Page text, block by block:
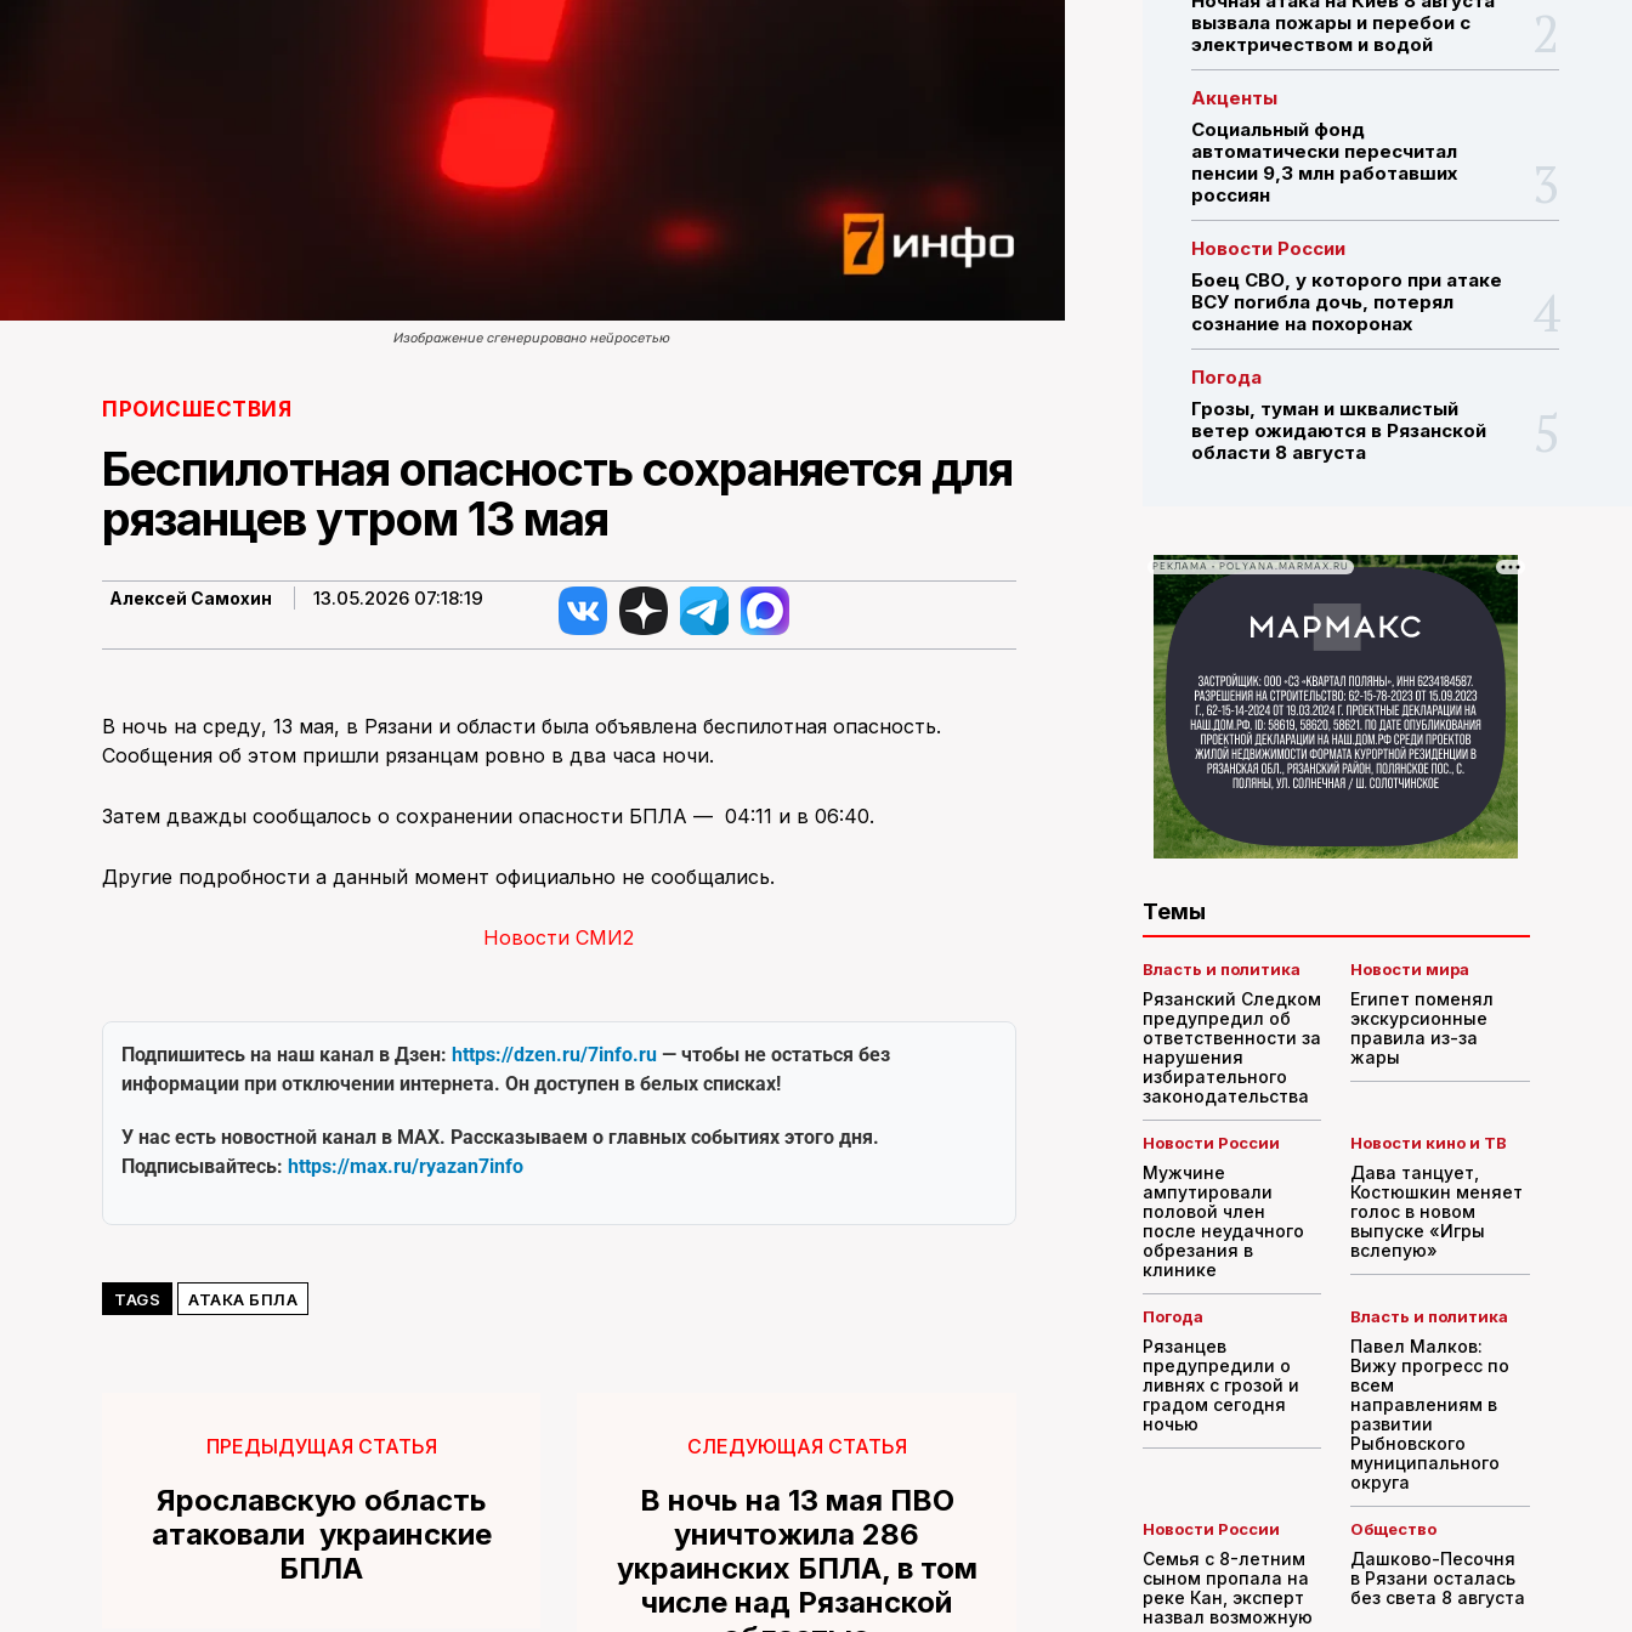
ПОИСК ПО САЙТУ
Изображение сгенерировано нейросетью
ПРОИСШЕСТВИЯ
Беспилотная опасность сохраняется для
рязанцев утром 13 мая
Алексей Самохин 13.05.2026 07:18:19
В ночь на среду, 13 мая, в Рязани и области была объявлена беспилотная опасность.
Сообщения об этом пришли рязанцам ровно в два часа ночи.
Затем дважды сообщалось о сохранении опасности БПЛА — 04:11 и в 06:40.
Другие подробности а данный момент официально не сообщались.
Новости СМИ2
Подпишитесь на наш канал в Дзен: https://dzen.ru/7info.ru — чтобы не остаться без
информации при отключении интернета. Он доступен в белых списках!
У нас есть новостной канал в MAX. Рассказываем о главных событиях этого дня.
Подписывайтесь: https://max.ru/ryazan7info
TAGS АТАКА БПЛА
ПРЕДЫДУЩАЯ СТАТЬЯ
Ярославскую область
атаковали украинские
БПЛА
СЛЕДУЮЩАЯ СТАТЬЯ
В ночь на 13 мая ПВО
уничтожила 286
украинских БПЛА, в том
числе над Рязанской
вызвала пожары и перебои с
электричеством и водой
Акценты
Социальный фонд
автоматически пересчитал
пенсии 9,3 млн работавших
россиян
Новости России
Боец СВО, у которого при атаке
ВСУ погибла дочь, потерял
сознание на похоронах
Погода
Грозы, туман и шквалистый
ветер ожидаются в Рязанской
области 8 августа
РЕКЛАМА • POLYANA.MARMAX.RU
Темы
Власть и политика
Рязанский Следком
предупредил об
ответственности за
нарушения
избирательного
законодательства
Новости мира
Египет поменял
экскурсионные
правила из-за
жары
Новости России
Мужчине
ампутировали
половой член
после неудачного
обрезания в
клинике
Новости кино и ТВ
Дава танцует,
Костюшкин меняет
голос в новом
выпуске «Игры
вслепую»
Погода
Рязанцев
предупредили о
ливнях с грозой и
градом сегодня
ночью
Власть и политика
Павел Малков:
Вижу прогресс по
всем
направлениям в
развитии
Рыбновского
муниципального
округа
Новости России
Семья с 8-летним
сыном пропала на
реке Кан, эксперт
назвал возможную
Общество
Дашково-Песочня
в Рязани осталась
без света 8 августа